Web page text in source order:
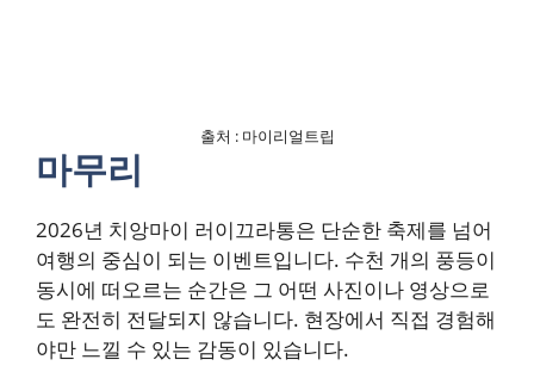
출처 : 마이리얼트립
마무리
2026년 치앙마이 러이끄라통은 단순한 축제를 넘어
여행의 중심이 되는 이벤트입니다. 수천 개의 풍등이
동시에 떠오르는 순간은 그 어떤 사진이나 영상으로
도 완전히 전달되지 않습니다. 현장에서 직접 경험해
야만 느낄 수 있는 감동이 있습니다.